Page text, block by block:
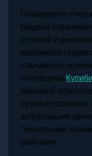
Планируете
Бюджет
условий и
надёжного
становится
платформа
обычный
актуальными
“билетными
работают.